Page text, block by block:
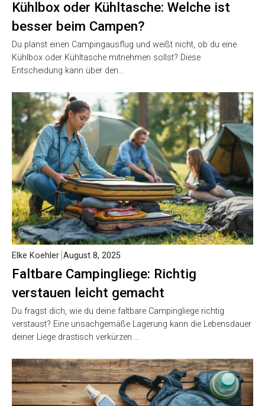
Kühlbox oder Kühltasche: Welche ist
besser beim Campen?
Du planst einen Campingausflug und weißt nicht, ob du eine
Kühlbox oder Kühltasche mitnehmen sollst? Diese
Entscheidung kann über den…
Faltbare Campingliege: Richtig
verstauen leicht gemacht
Elke Koehler August 8, 2025
Du fragst dich, wie du deine faltbare Campingliege richtig
verstaust? Eine unsachgemäße Lagerung kann die Lebensdauer
deiner Liege drastisch verkürzen….